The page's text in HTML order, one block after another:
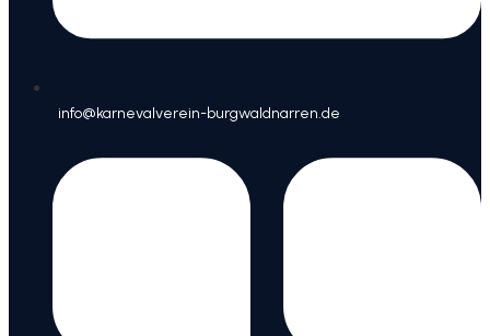
info@karnevalverein-burgwaldnarren.de